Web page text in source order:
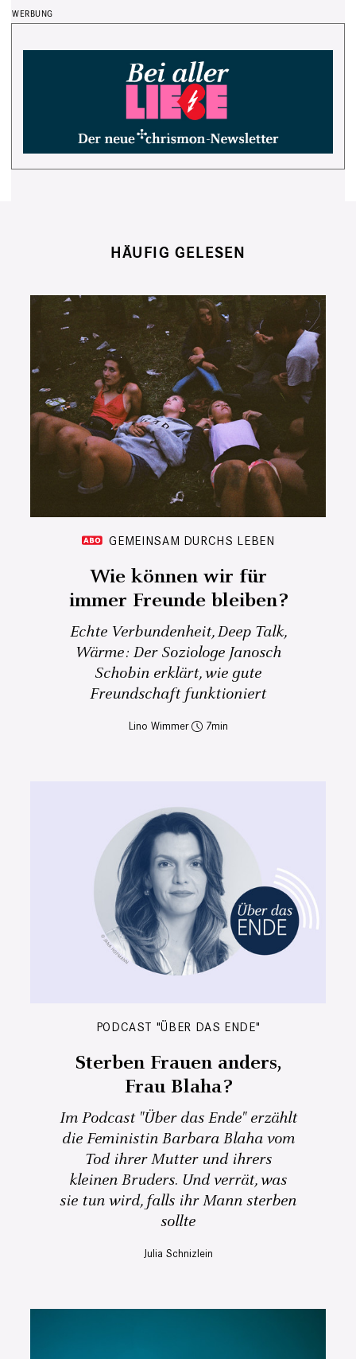
HÄUFIG GELESEN
GEMEINSAM DURCHS LEBEN
Wie können wir für
immer Freunde bleiben?
Echte Verbundenheit, Deep Talk,
Wärme: Der Soziologe Janosch
Schobin erklärt, wie gute
Freundschaft funktioniert
Lino Wimmer 7
PODCAST "ÜBER DAS ENDE"
Sterben Frauen anders,
Frau Blaha?
Im Podcast "Über das Ende" erzählt
die Feministin Barbara Blaha vom
Tod ihrer Mutter und ihrers
kleinen Bruders. Und verrät, was
sie tun wird, falls ihr Mann sterben
sollte
Julia Schnizlein